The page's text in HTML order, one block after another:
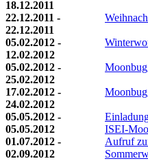
18.12.2011
22.12.2011 -
22.12.2011
05.02.2012 -
12.02.2012
05.02.2012 -
25.02.2012
17.02.2012 -
24.02.2012
05.05.2012 -
05.05.2012
ISEI-
01.07.2012 -
02.09.2012
Aufruf